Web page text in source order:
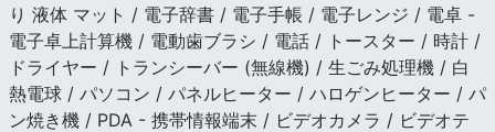
り 液体 マット / 電子辞書 / 電子手帳 / 電子レンジ / 電卓 -
電子卓上計算機 / 電動歯ブラシ / 電話 / トースター / 時計 /
ドライヤー / トランシーバー (無線機) / 生ごみ処理機 / 白
熱電球 / パソコン / パネルヒーター / ハロゲンヒーター / パ
ン焼き機 / PDA - 携帯情報端末 / ビデオカメラ / ビデオテ